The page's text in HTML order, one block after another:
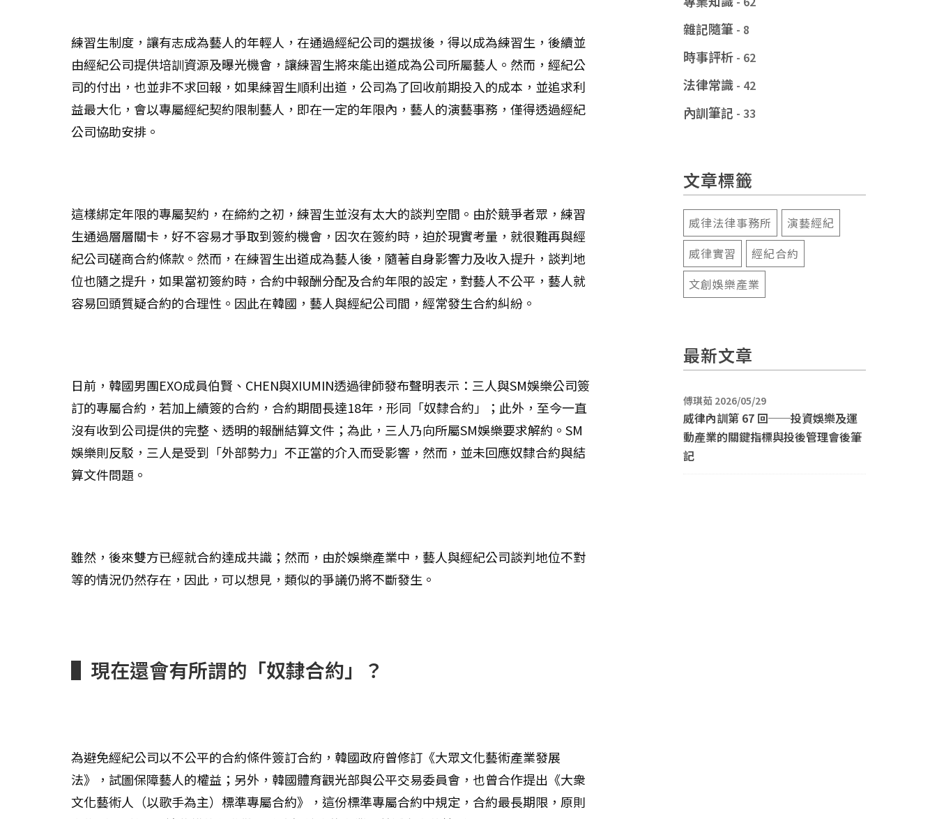
練習生制度，讓有志成為藝人的年輕人，在通過經紀公司的選拔後，得以成為練習生，後續並
由經紀公司提供培訓資源及曝光機會，讓練習生將來能出道成為公司所屬藝人。然而，經紀公
司的付出，也並非不求回報，如果練習生順利出道，公司為了回收前期投入的成本，並追求利
益最大化，會以專屬經紀契約限制藝人，即在一定的年限內，藝人的演藝事務，僅得透過經紀
公司協助安排。
這樣綁定年限的專屬契約，在締約之初，練習生並沒有太大的談判空間。由於競爭者眾，練習
生通過層層關卡，好不容易才爭取到簽約機會，因次在簽約時，迫於現實考量，就很難再與經
紀公司磋商合約條款。然而，在練習生出道成為藝人後，隨著自身影響力及收入提升，談判地
位也隨之提升，如果當初簽約時，合約中報酬分配及合約年限的設定，對藝人不公平，藝人就
容易回頭質疑合約的合理性。因此在韓國，藝人與經紀公司間，經常發生合約糾紛。
日前，韓國男團EXO成員伯賢、CHEN與XIUMIN透過律師發布聲明表示：三人與SM娛樂公司簽
訂的專屬合約，若加上續簽的合約，合約期間長達18年，形同「奴隸合約」；此外，至今一直
沒有收到公司提供的完整、透明的報酬結算文件；為此，三人乃向所屬SM娛樂要求解約。SM
娛樂則反駁，三人是受到「外部勢力」不正當的介入而受影響，然而，並未回應奴隸合約與結
算文件問題。
雖然，後來雙方已經就合約達成共識；然而，由於娛樂產業中，藝人與經紀公司談判地位不對
等的情況仍然存在，因此，可以想見，類似的爭議仍將不斷發生。
▌現在還會有所謂的「奴隸合約」？
為避免經紀公司以不公平的合約條件簽訂合約，韓國政府曾修訂《大眾文化藝術產業發展
法》，試圖保障藝人的權益；另外，韓國體育觀光部與公平交易委員會，也曾合作提出《大衆
文化藝術人（以歌手為主）標準專屬合約》，這份標準專屬合約中規定，合約最長期限，原則
雜記隨筆 - 8
時事評析 - 62
法律常識 - 42
內訓筆記 - 33
文章標籤
威律法律事務所
演藝經紀
威律實習
經紀合約
文創娛樂產業
最新文章
傅琪茹 2026/05/29
威律內訓第 67 回──投資娛樂及運
動產業的關鍵指標與投後管理會後筆
記